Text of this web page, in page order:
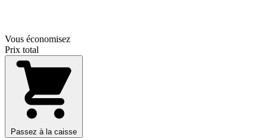
Vous économisez
Prix total
Passez à la caisse